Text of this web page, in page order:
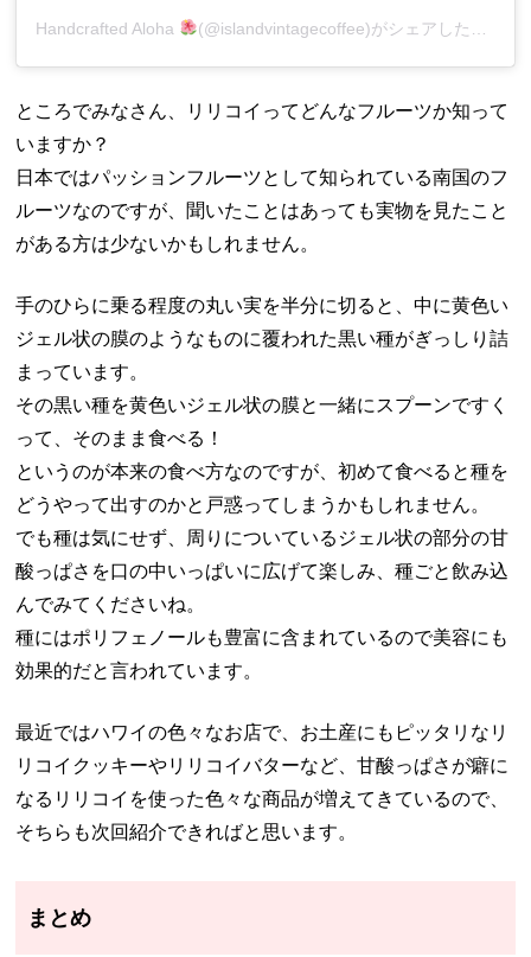
Handcrafted Aloha (@islandvintagecoffee)がシェアした投稿
ところでみなさん、リリコイってどんなフルーツか知って
いますか？
日本ではパッションフルーツとして知られている南国のフ
ルーツなのですが、聞いたことはあっても実物を見たこと
がある方は少ないかもしれません。
手のひらに乗る程度の丸い実を半分に切ると、中に黄色い
ジェル状の膜のようなものに覆われた黒い種がぎっしり詰
まっています。
その黒い種を黄色いジェル状の膜と一緒にスプーンですく
って、そのまま食べる！
というのが本来の食べ方なのですが、初めて食べると種を
どうやって出すのかと戸惑ってしまうかもしれません。
でも種は気にせず、周りについているジェル状の部分の甘
酸っぱさを口の中いっぱいに広げて楽しみ、種ごと飲み込
んでみてくださいね。
種にはポリフェノールも豊富に含まれているので美容にも
効果的だと言われています。
最近ではハワイの色々なお店で、お土産にもピッタリなリ
リコイクッキーやリリコイバターなど、甘酸っぱさが癖に
なるリリコイを使った色々な商品が増えてきているので、
そちらも次回紹介できればと思います。
まとめ